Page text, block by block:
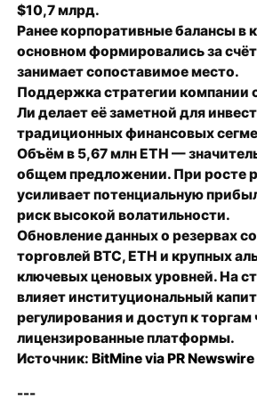
$10,7 млрд.
Ранее корпоративные балансы в
основном формировались за счёт
занимает сопоставимое место.
Поддержка стратегии компании
Ли делает её заметной для
традиционных финансовых
Объём в 5,67 млн ETH —
общем предложении. При росте
усиливает потенциальную
риск высокой волатильности.
Обновление данных о резервах
торговлей BTC, ETH и крупных
ключевых ценовых уровней. На
влияет институциональный
регулирования и доступ к торгам
лицензированные платформы.
Источник: BitMine via PR Newswire
---